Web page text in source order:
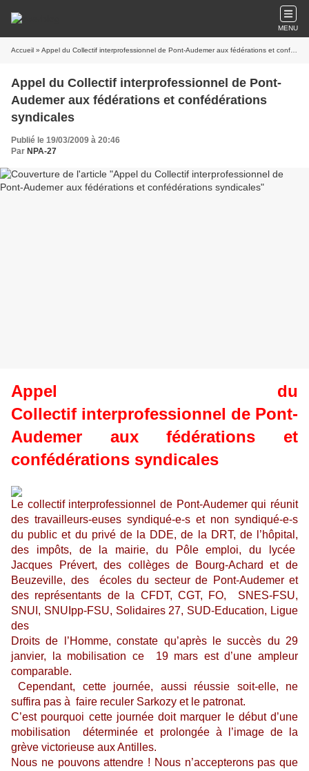
MENU
Accueil » Appel du Collectif interprofessionnel de Pont-Audemer aux fédérations et confédérations syndicales
Appel du Collectif interprofessionnel de Pont-
Audemer aux fédérations et confédérations
syndicales
Publié le 19/03/2009 à 20:46
Par NPA-27
Appel du
Collectif interprofessionnel de Pont-
Audemer aux fédérations et
confédérations syndicales
Le collectif interprofessionnel de Pont-Audemer qui réunit
des travailleurs-euses syndiqué-e-s et non syndiqué-e-s
du public et du privé de la DDE, de la DRT, de l’hôpital,
des impôts, de la mairie, du Pôle emploi, du lycée
Jacques Prévert, des collèges de Bourg-Achard et de
Beuzeville, des écoles du secteur de Pont-Audemer et
des représentants de la CFDT, CGT, FO, SNES-FSU,
SNUI, SNUIpp-FSU, Solidaires 27, SUD-Education, Ligue
des
Droits de l’Homme, constate qu’après le succès du 29
janvier, la mobilisation ce 19 mars est d’une ampleur
comparable.
Cependant, cette journée, aussi réussie soit-elle, ne
suffira pas à faire reculer Sarkozy et le patronat.
C’est pourquoi cette journée doit marquer le début d’une
mobilisation déterminée et prolongée à l’image de la
grève victorieuse aux Antilles.
Nous ne pouvons attendre ! Nous n’accepterons pas que